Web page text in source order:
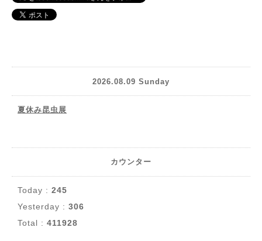
2026.08.09 Sunday
夏休み昆虫展
カウンター
Today : 245
Yesterday : 306
Total : 411928